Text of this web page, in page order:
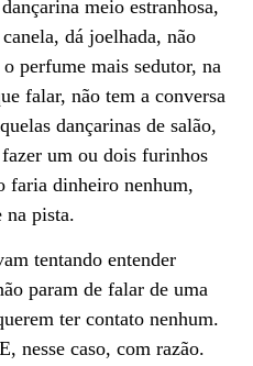
meio estranhosa,
dá joelhada, não
perfume mais sedutor, na
falar, não tem a conversa
dançarinas de salão,
um ou dois furinhos
faria dinheiro nenhum,
na pista.
tentando entender
param de falar de uma
ter contato nenhum.
nesse caso, com razão.